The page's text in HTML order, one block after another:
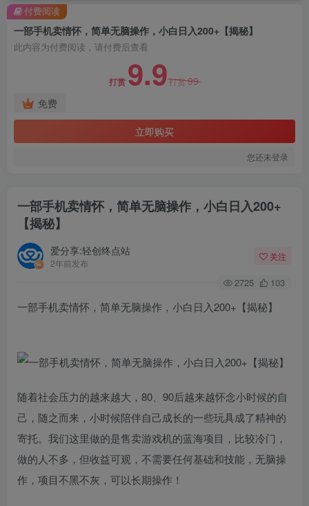
一部手机卖情怀，简单无脑操作，小白日入200+【揭秘】
此内容为付费阅读，请付费后查看
打赏 9.9打赏99
免费
立即购买
您还未登录
付费阅读
一部手机卖情怀，简单无脑操作，小白日入200+
【揭秘】
爱分享:轻创终点站
2年前发布
关注
2725 103
一部手机卖情怀，简单无脑操作，小白日入200+【揭秘】
随着社会压力的越来越大，80、90后越来越怀念小时候的自
己，随之而来，小时候陪伴自己成长的一些玩具成了精神的
寄托。我们这里做的是售卖游戏机的蓝海项目，比较冷门，
做的人不多，但收益可观，不需要任何基础和技能，无脑操
作，项目不黑不灰，可以长期操作！